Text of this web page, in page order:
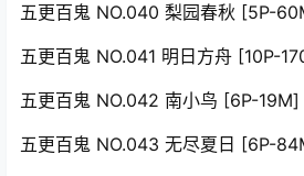
五更百鬼 NO.040 梨园春秋 [5P-
五更百鬼 NO.041 明日方舟 [10P-
五更百鬼 NO.042 南小鸟 [6P-19M]
五更百鬼 NO.043 无尽夏日 [6P-